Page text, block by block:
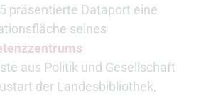
präsentierte Dataport eine
seines
aus Politik und Gesellschaft
der Landesbibliothek,